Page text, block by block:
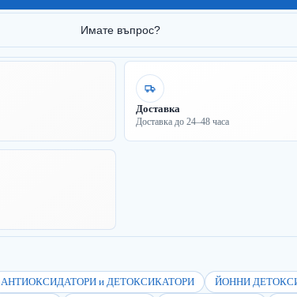
Имате въпрос?
Доставка
Доставка до 24–48 часа
АНТИОКСИДАТОРИ и ДЕТОКСИКАТОРИ
ЙОННИ